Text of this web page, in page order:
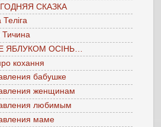
СКАЗКА
Тичина
ЯБЛУКОМ ОСІНЬ…
кохання
бабушке
женщинам
любимым
маме